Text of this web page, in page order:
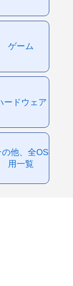
ゲーム
ードウェア
の他、全OS
用一覧